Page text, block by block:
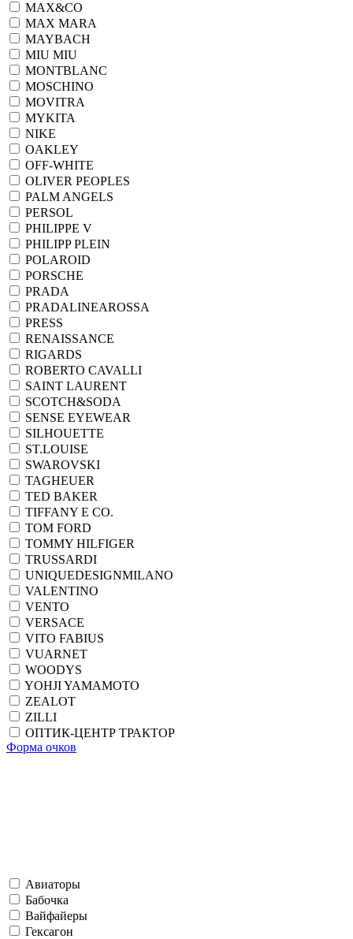
MAX&CO
MAX MARA
MAYBACH
MIU MIU
MONTBLANC
MOSCHINO
MOVITRA
MYKITA
NIKE
OAKLEY
OFF-WHITE
OLIVER PEOPLES
PALM ANGELS
PERSOL
PHILIPPE V
PHILIPP PLEIN
POLAROID
PORSCHE
PRADA
PRADALINEAROSSA
PRESS
RENAISSANCE
RIGARDS
ROBERTO CAVALLI
SAINT LAURENT
SCOTCH&SODA
SENSE EYEWEAR
SILHOUETTE
ST.LOUISE
SWAROVSKI
TAGHEUER
TED BAKER
TIFFANY E CO.
TOM FORD
TOMMY HILFIGER
TRUSSARDI
UNIQUEDESIGNMILANO
VALENTINO
VENTO
VERSACE
VITO FABIUS
VUARNET
WOODYS
YOHJI YAMAMOTO
ZEALOT
ZILLI
ОПТИК-ЦЕНТР ТРАКТОР
Форма очков
Авиаторы
Бабочка
Вайфайеры
Гексагон